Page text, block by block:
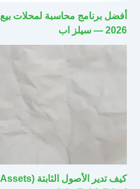
أفضل برنامج محاسبة لمحلات
2026 — سيلز اب